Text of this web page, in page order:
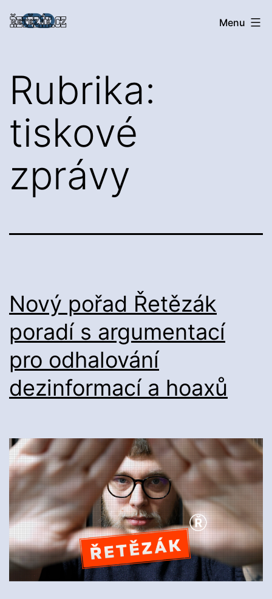
Přejít
Řetězák Menu
Rubrika:
tiskové
zprávy
Nový pořad Řetězák
poradí s argumentací
pro odhalování
dezinformací a hoaxů